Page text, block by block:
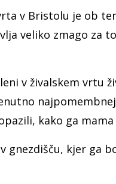
v Bristolu je ob
veliko zmago za
v živalskem vrtu
kako ga
gnezdišču, kjer ga